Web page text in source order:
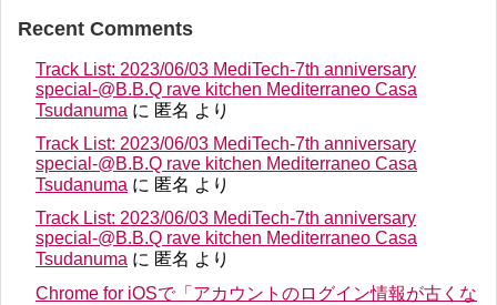
Recent Comments
Track List: 2023/06/03 MediTech-7th anniversary
special-@B.B.Q rave kitchen Mediterraneo Casa
Tsudanuma に 匿名 より
Track List: 2023/06/03 MediTech-7th anniversary
special-@B.B.Q rave kitchen Mediterraneo Casa
Tsudanuma に 匿名 より
Track List: 2023/06/03 MediTech-7th anniversary
special-@B.B.Q rave kitchen Mediterraneo Casa
Tsudanuma に 匿名 より
Chrome for iOSで「アカウントのログイン情報が古くな